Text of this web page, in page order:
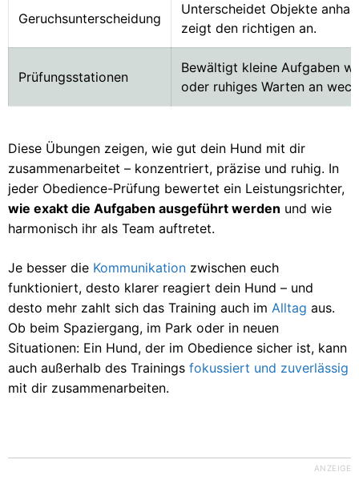
Geruchsunterscheidung
Unterscheidet Objekte
zeigt den richtigen an.
Prüfungsstationen
Bewältigt kleine Aufgaben
oder ruhiges Warten an
Diese Übungen zeigen, wie gut dein Hund mit dir
zusammenarbeitet – konzentriert, präzise und ruhig. In
jeder Obedience-Prüfung bewertet ein Leistungsrichter,
wie exakt die Aufgaben ausgeführt werden und wie
harmonisch ihr als Team auftretet.
Je besser die Kommunikation zwischen euch
funktioniert, desto klarer reagiert dein Hund – und
desto mehr zahlt sich das Training auch im Alltag aus.
Ob beim Spaziergang, im Park oder in neuen
Situationen: Ein Hund, der im Obedience sicher ist, kann
auch außerhalb des Trainings fokussiert und zuverlässig
mit dir zusammenarbeiten.
ANZEIGE